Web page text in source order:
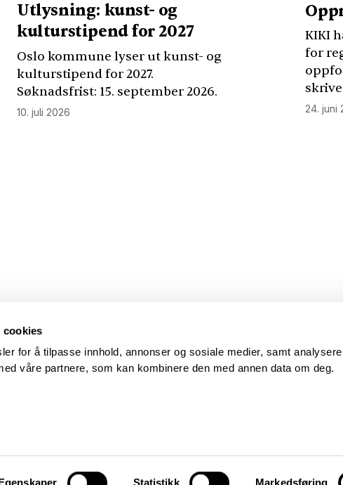
cookies
for å tilpasse innhold, annonser og sosiale medier, samt analysere
våre partnere, som kan kombinere den med annen data om deg.
Utlysning: kunst- og
kulturstipend for 2027
Oslo kommune lyser ut kunst- og
kulturstipend for 2027.
Søknadsfrist: 15. september 2026.
10. juli 2026
KIKI
for
24. juni